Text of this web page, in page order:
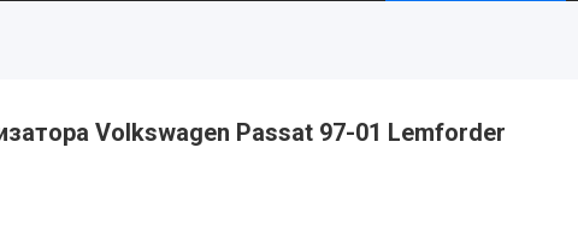
Volkswagen Passat 97-01 Lemforder